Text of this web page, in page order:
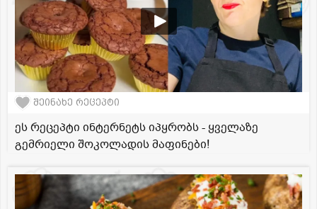
შეინახე რეცეპტი
ეს რეცეპტი ინტერნეტს იპყრობს - ყველაზე
გემრიელი შოკოლადის მაფინები!